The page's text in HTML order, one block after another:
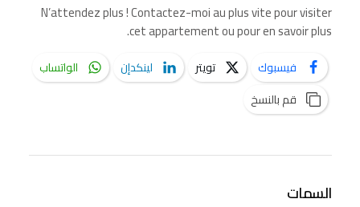
N’attendez plus ! Contactez-moi au plus vite pour visiter
cet appartement ou pour en savoir plus.
فيسبوك تويتر لينكدإن
الواتساب
قم بالنسخ
السمات